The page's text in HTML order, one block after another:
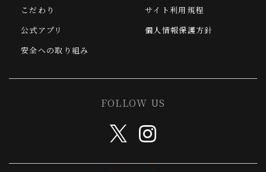
こだわり
公式アプリ
安全への取り組み
サイト利用規程
個人情報保護方針
FOLLOW US